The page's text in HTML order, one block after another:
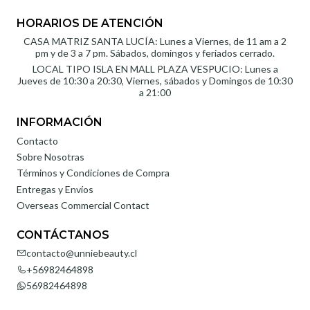
HORARIOS DE ATENCIÓN
CASA MATRIZ SANTA LUCÍA: Lunes a Viernes, de 11 am a 2
pm y de 3 a 7 pm. Sábados, domingos y feriados cerrado.
LOCAL TIPO ISLA EN MALL PLAZA VESPUCIO: Lunes a
Jueves de 10:30 a 20:30, Viernes, sábados y Domingos de 10:30
a 21:00
INFORMACIÓN
Contacto
Sobre Nosotras
Términos y Condiciones de Compra
Entregas y Envíos
Overseas Commercial Contact
CONTÁCTANOS
contacto@unniebeauty.cl
+56982464898
56982464898